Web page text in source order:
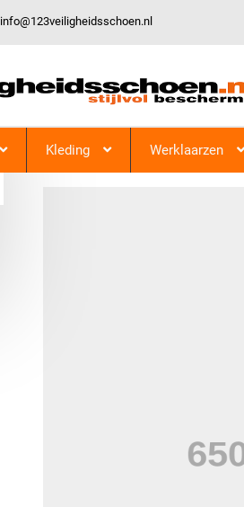
info@123veiligheidsschoen.nl
Kleding Werklaarzen